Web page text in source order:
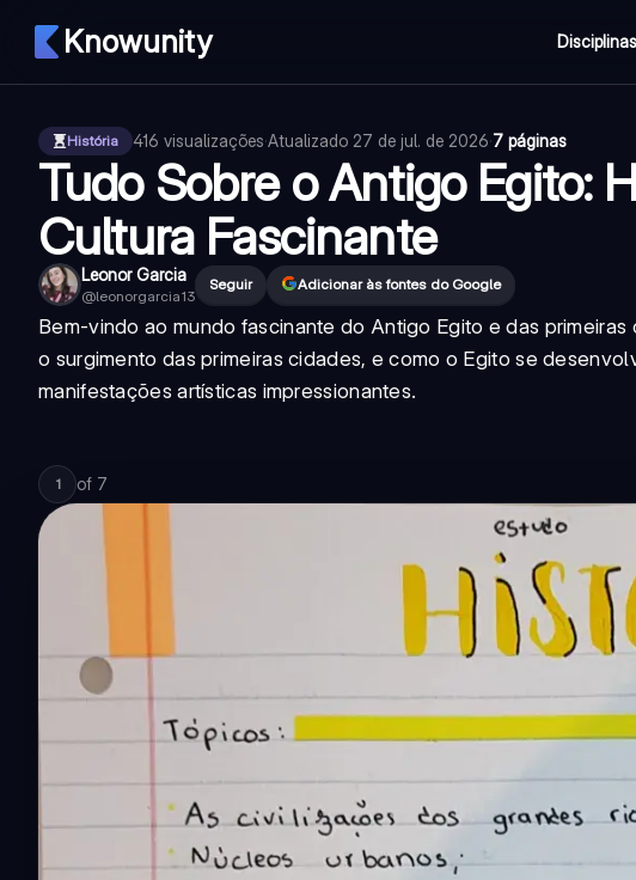
Knowunity Disciplinas
História 416 visualizações·Atualizado 27 de jul. de 2026·7 páginas
Tudo Sobre o Antigo Egito:
Cultura Fascinante
Leonor Garcia
@leonorgarcia13
Seguir Adicionar às fontes do Google
Bem-vindo ao mundo fascinante do Antigo Egito e das
o surgimento das primeiras cidades, e como o Egito se
manifestações artísticas impressionantes.
1 of 7